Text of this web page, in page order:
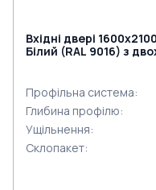
Вхідні двері
Білий (RAL 9016) з
Профільна система:
Глибина профілю:
Ущільнення:
Склопакет: